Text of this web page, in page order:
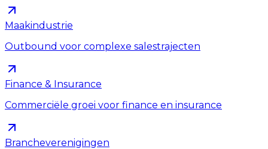
Maakindustrie
Outbound voor complexe salestrajecten
Finance & Insurance
Commerciële groei voor finance en insurance
Brancheverenigingen